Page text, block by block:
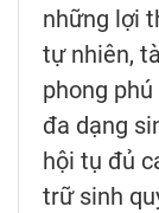
những lợi
tự nhiên,
phong
đa dạng
hội tụ đủ
trữ sinh